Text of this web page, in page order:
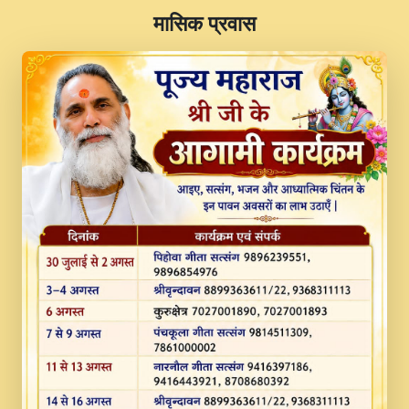
JINU SATGURU AAP BULAVE by Rasik
Pawan ji 20-11-19 Sankirtan At VEER JI
PRABHU KUTEER CHANNEL.mp3
Kina Sohna Tera Bhawan Sajaya Mata
Vaishno Devi Aarti Mata Rani Bhajan By
Lakhwinder Wadali Ji.mp3
MERE MANN VICH KANTH KALER
NEW PUNAJBI DEVOTIONAL SONG 2017
FULL VIDEO HD.mp3
Na To Roop Hai Bindu Ji Maharaj Pad - A
Divine Bhajan by Shri Indresh Ji
#BhaktiPath.mp3
Radha Rani Ki Kirpa Best Devotional
Song By Chitra Vichitra.mp3
​मासिक प्रवास